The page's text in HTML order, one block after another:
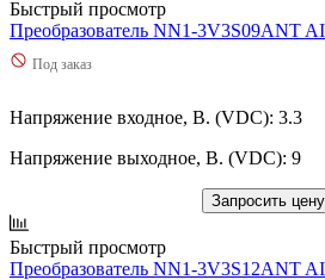
Быстрый просмотр
Преобразователь NN1-3V3S09ANT
Под заказ
Напряжение входное, В. (VDC): 3.3
Напряжение выходное, В. (VDC): 9
Запросить цену
Быстрый просмотр
Преобразователь NN1-3V3S12ANT